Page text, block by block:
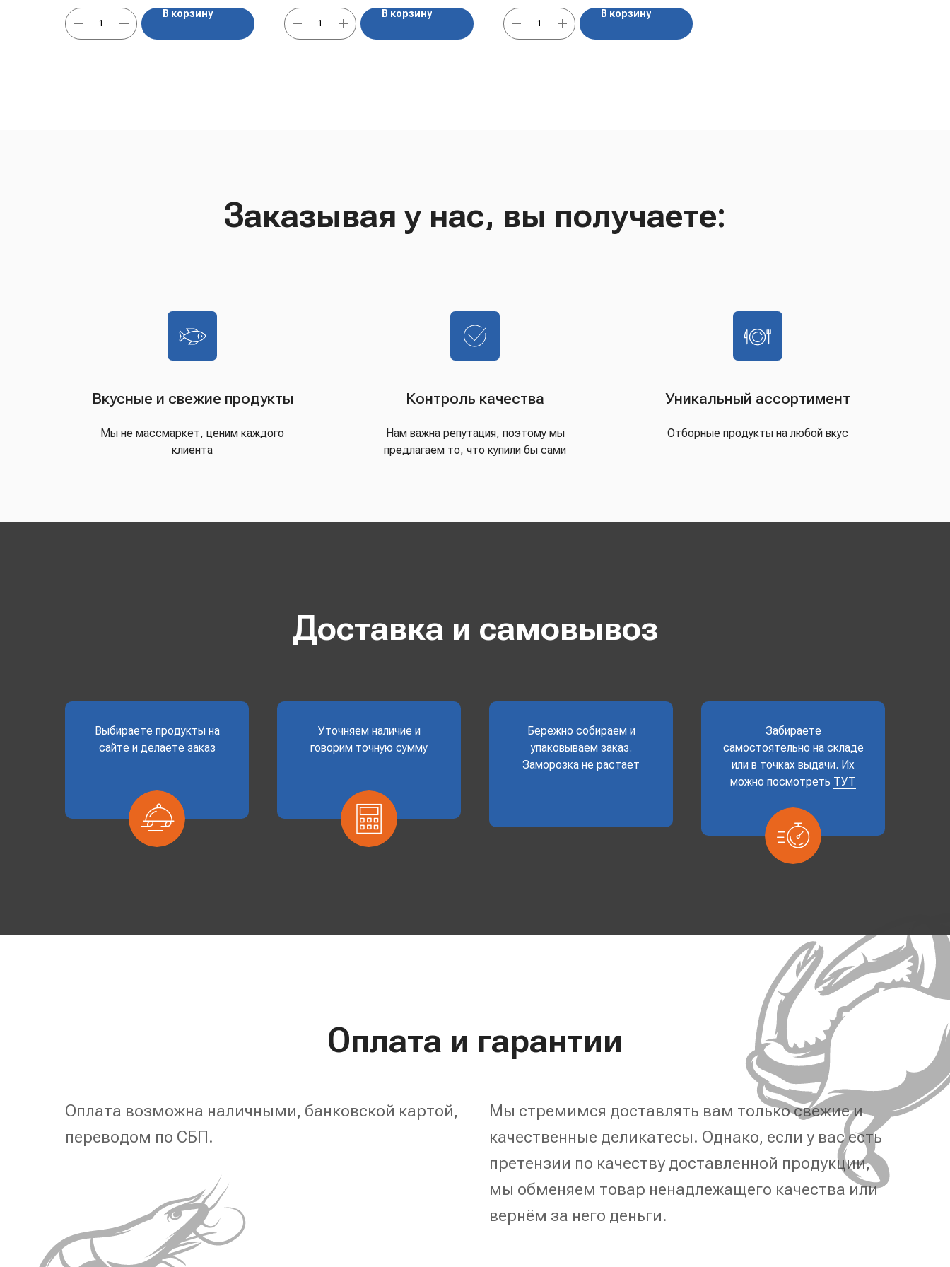
В корзину В корзину В корзину
Заказывая у нас, вы получаете:
Вкусные и свежие продукты
Мы не массмаркет, ценим каждого
клиента
Контроль качества
Нам важна репутация, поэтому мы
предлагаем то, что купили бы сами
Уникальный ассортимент
Отборные продукты на любой вкус
Доставка и самовывоз
Выбираете продукты на
сайте и делаете заказ
Уточняем наличие и
говорим точную сумму
Бережно собираем и
упаковываем заказ.
Заморозка не растает
Забираете
самостоятельно на складе
или в точках выдачи. Их
можно посмотреть ТУТ
Оплата и гарантии
Оплата возможна наличными, банковской картой,
переводом по СБП.
Мы стремимся доставлять вам только свежие и
качественные деликатесы. Однако, если у вас есть
претензии по качеству доставленной продукции,
мы обменяем товар ненадлежащего качества или
вернём за него деньги.